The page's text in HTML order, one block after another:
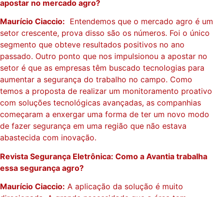
apostar no mercado agro?
Maurício Ciaccio: Entendemos que o mercado agro é um
setor crescente, prova disso são os números. Foi o único
segmento que obteve resultados positivos no ano
passado. Outro ponto que nos impulsionou a apostar no
setor é que as empresas têm buscado tecnologias para
aumentar a segurança do trabalho no campo. Como
temos a proposta de realizar um monitoramento proativo
com soluções tecnológicas avançadas, as companhias
começaram a enxergar uma forma de ter um novo modo
de fazer segurança em uma região que não estava
abastecida com inovação.
Revista Segurança Eletrônica: Como a Avantia trabalha
essa segurança agro?
Maurício Ciaccio: A aplicação da solução é muito